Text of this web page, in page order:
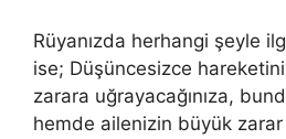
Rüyanızda herhangi şeyle
ise; Düşüncesizce
zarara uğrayacağınıza,
hemde ailenizin büyük